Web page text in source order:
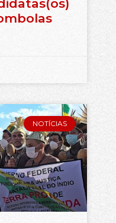
NOTÍCIAS